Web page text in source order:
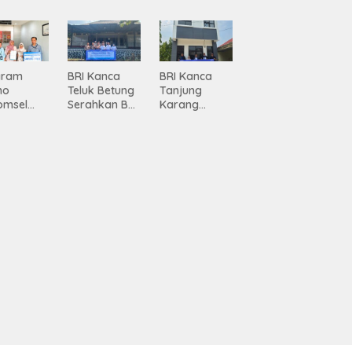
dari
n
Infrastruktur
Lampung
BRI Kanca
Teluk Betung
Serahkan BRI
BRI Kanca
Tanjung
Karang